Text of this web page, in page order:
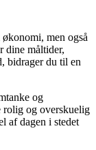
men også
dine måltider,
bidrager du til en
og
rolig og overskuelig
af dagen i stedet